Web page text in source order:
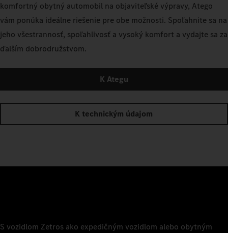
komfortný obytný automobil na objaviteľské výpravy, Atego
vám ponúka ideálne riešenie pre obe možnosti. Spoľahnite sa na
jeho všestrannosť, spoľahlivosť a vysoký komfort a vydajte sa za
ďalším dobrodružstvom.
K Ategu
K technickým údajom
S vozidlom Zetros ako expedičným vozidlom alebo obytným